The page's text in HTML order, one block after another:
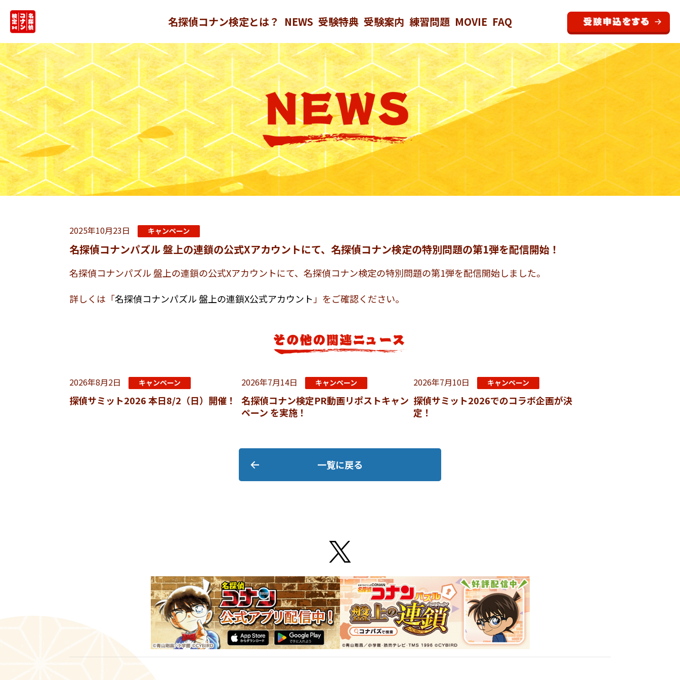
名探偵コナン検定とは？ NEWS 受験特典 受験案内 練習問題 MOVIE FAQ
2025年10月23日 キャンペーン
名探偵コナンパズル 盤上の連鎖の公式Xアカウントにて、名探偵コナン検定の特別問題の第1弾を配信開始！
名探偵コナンパズル 盤上の連鎖の公式Xアカウントにて、名探偵コナン検定の特別問題の第1弾を配信開始しました。
詳しくは「名探偵コナンパズル 盤上の連鎖X公式アカウント 」をご確認ください。
2026年8月2日 キャンペーン
探偵サミット2026 本日8/2（日）開催！
2026年7月14日 キャンペーン
名探偵コナン検定PR動画リポストキャン
ペーン を実施！
2026年7月10日 キャンペーン
探偵サミット2026でのコラボ企画が決
定！
一覧に戻る